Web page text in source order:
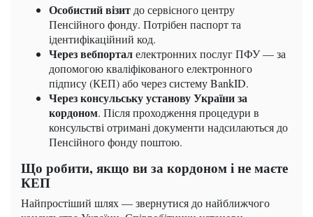
Особистий візит до сервісного центру
Пенсійного фонду. Потрібен паспорт та
ідентифікаційний код.
Через вебпорталелектронних послуг ПФУ — за
допомогою кваліфікованого електронного
підпису (КЕП) або через систему BankID.
Через консульську установу України за
кордоном. Після проходження процедури в
консульстві отримані документи надсилаються до
Пенсійного фонду поштою.
Що робити, якщо ви за кордоном і не маєте
КЕП
Найпростіший шлях — звернутися до найближчого